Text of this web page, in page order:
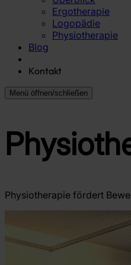
Ergotherapie
Logopädie
Physiotherapie
Blog
Kontakt
Menü öffnen/schließen
Physiotherapie fördert